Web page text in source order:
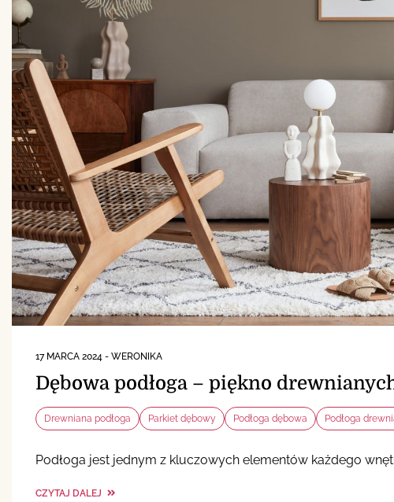
17 MARCA 2024 - WERONIKA
Dębowa podłoga – piękno
Drewniana podłoga Parkiet dębowy Podłoga dębowa Podłoga
Podłoga jest jednym z kluczowych elementów każdego
CZYTAJ DALEJ